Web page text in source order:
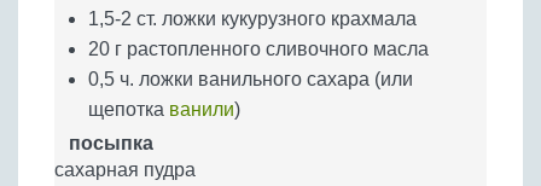
1,5-2 ст. ложки кукурузного крахмала
20 г растопленного сливочного масла
0,5 ч. ложки ванильного сахара (или
щепотка ванили)
посыпка
сахарная пудра